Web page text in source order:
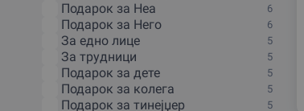
Национален парк Пелистер 11
Струга 11
Берово 10
Делчево 10
Крушево 10
Гостивар 9
Подарок за Неа 6
Подарок за Него 6
За едно лице 5
За трудници 5
Подарок за дете 5
Подарок за колега 5
Подарок за тинејџер 5